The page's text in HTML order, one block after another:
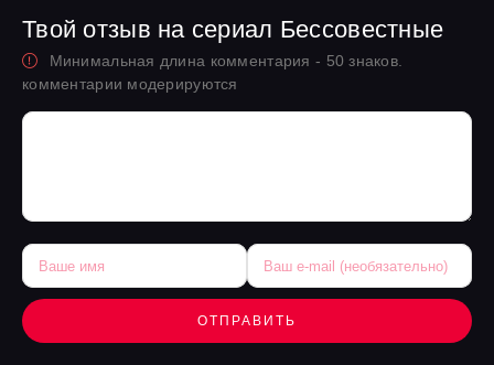
Твой отзыв на сериал Бессовестные
Минимальная длина комментария - 50 знаков.
комментарии модерируются
ОТПРАВИТЬ